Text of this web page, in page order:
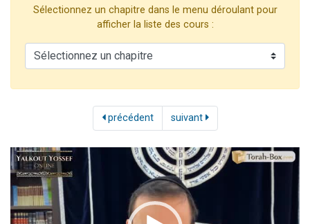
3 personnes viennent de nous rejoindre sur WhatsApp
Odaya vient de donner son Maasser
Sélectionnez un chapitre dans le menu déroulant pour
afficher la liste des cours :
précédent suivant